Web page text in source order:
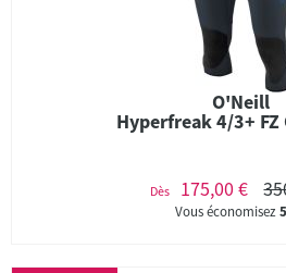
O'Neill
Hyperfreak 4/3+ FZ
Dès 175,00 €
Vous économisez